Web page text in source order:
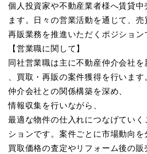
個人投資家や不動産業者様へ賃貸中
ます。日々の営業活動を通じて、売
再販業務を推進いただくポジション
【営業職に関して】
同社営業職は主に不動産仲介会社を
、買取・再販の案件獲得を行います
仲介会社との関係構築を深め、
情報収集を行いながら、
最適な物件の仕入れにつなげていく
ションです。案件ごとに市場動向を
買取価格の査定やリフォーム後の販